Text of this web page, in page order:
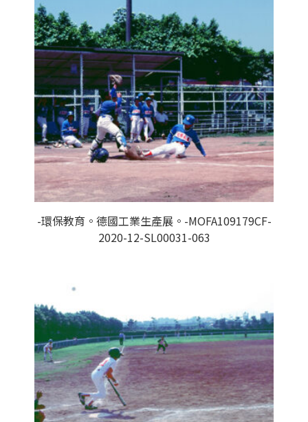
-環保教育。德國工業生產展。-MOFA109179CF-
2020-12-SL00031-063